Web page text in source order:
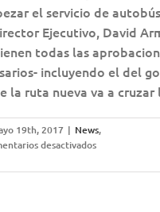
el servicio de
Ejecutivo, David
todas las
incluyendo el del
la ruta nueva va a cruzar
19th, 2017 | News,
desactivadosen
ha